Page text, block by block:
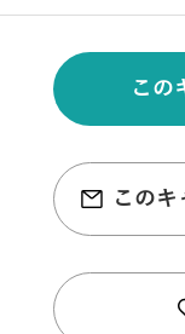
この
この